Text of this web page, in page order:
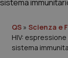
Governo e
QS » Scienza e
HIV:
sistema